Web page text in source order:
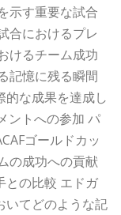
示す重要な試合
合におけるプレ
けるチーム成功
記憶に残る瞬間
的な成果を達成し
ントへの参加 パ
ゴールドカッ
の成功への貢献
との比較 エドガ
いてどのような記